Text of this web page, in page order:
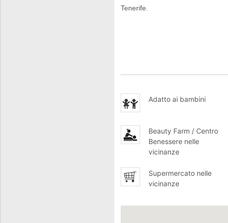
Tenerife.
Adatto ai bambini
Beauty Farm / Centro
Benessere nelle
vicinanze
Supermercato nelle
vicinanze